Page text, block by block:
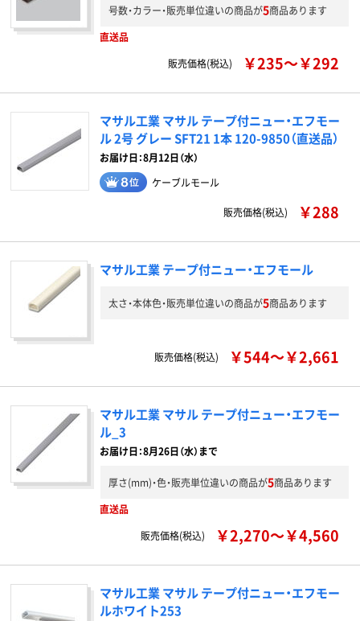
号数・カラー・販売単位違いの商品が5商品あります
直送品
販売価格(税込)
￥235～￥292
マサル工業 マサル テープ付ニュー・エフモー
ル 2号 グレー SFT21 1本 120-9850（直送品）
お届け日：8月12日（水）
ケーブルモール
販売価格(税込) ￥288
マサル工業 テープ付ニュー・エフモール
太さ・本体色・販売単位違いの商品が5商品あります
販売価格(税込) ￥544～￥2,661
マサル工業 マサル テープ付ニュー・エフモー
ル_3
お届け日：8月26日（水）まで
厚さ(mm)・色・販売単位違いの商品が5商品あります
直送品
販売価格(税込)
￥2,270～￥4,560
マサル工業 マサル テープ付ニュー・エフモー
ルホワイト253